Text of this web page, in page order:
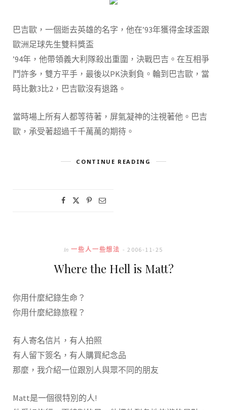
巴吉歐，一個逝去英雄的名字，他在’93年獲得金球盃跟
歐洲足球先生雙料獎盃
’94年，他帶領義大利隊殺出重圍，決戰巴吉。在互相爭
鬥許多，雙方平手，最後以PK決剩負。輪到巴吉歐，當
時比數3比2，巴吉歐沒有退路。
當時場上所有人都等待著，屏氣凝神的注視著他。巴吉
歐，承受著超過千千萬萬的期待。
CONTINUE READING
In 一些人一些想法 2006-11-25
Where the Hell is Matt?
你用什麼紀錄生命？
你用什麼紀錄旅程？
有人寄名信片，有人拍照
有人留下簽名，有人購買紀念品
那麼，我介紹一位跟別人與眾不同的朋友
Matt是一個很特別的人!